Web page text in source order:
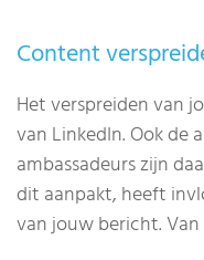
Content
Het verspreiden van
van LinkedIn. Ook de
ambassadeurs zijn
dit aanpakt, heeft
van jouw bericht.